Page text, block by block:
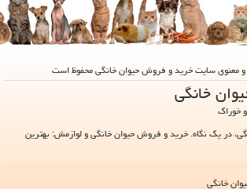
خانگی
خوراک
در یک نگاه. خرید و فروش حیوان خانگی و لوازمش: بهترین
خانگی